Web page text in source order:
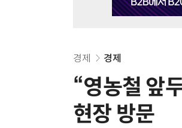
경제 경제
“영농철 앞
현장 방문